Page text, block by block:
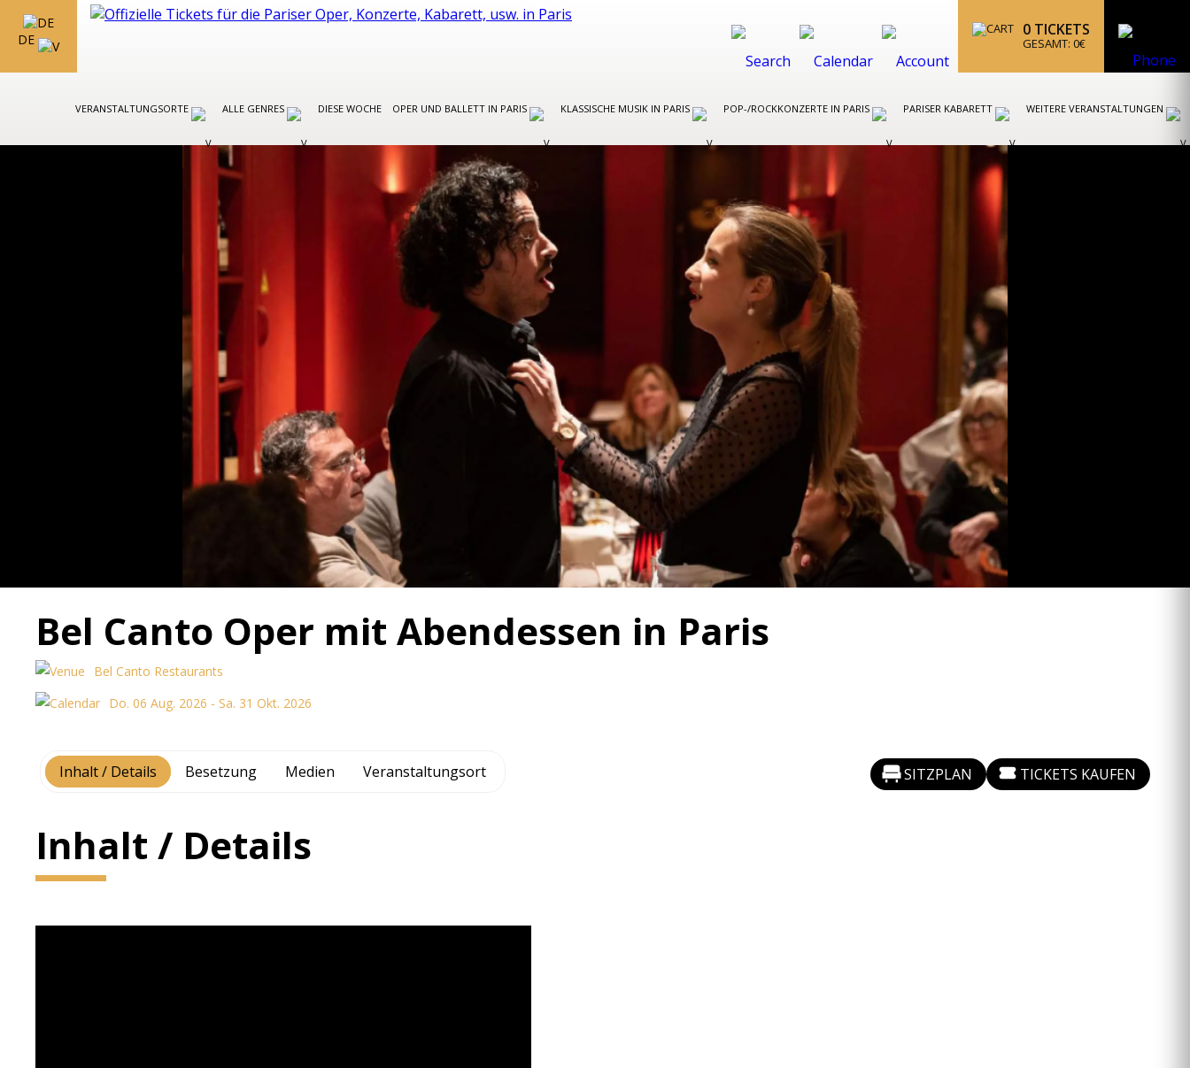
DE
0 TICKETS
GESAMT: 0€
VERANSTALTUNGSORTE ALLE GENRES DIESE WOCHE OPER UND BALLETT IN PARIS KLASSISCHE MUSIK IN PARIS POP-/ROCKKONZERTE IN PARIS PARISER KABARETT WEITERE VERANSTALTUNGEN
Bel Canto Oper mit Abendessen in Paris
Bel Canto Restaurants
Do. 06 Aug. 2026 - Sa. 31 Okt. 2026
Inhalt / Details Besetzung Medien Veranstaltungsort SITZPLAN TICKETS KAUFEN
Inhalt / Details